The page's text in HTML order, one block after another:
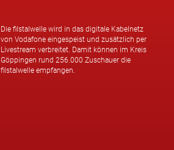
Die filstalwelle wird in das digitale Kabelnetz
von Vodafone eingespeist und zusätzlich per
Livestream verbreitet. Damit können im Kreis
Göppingen rund 256.000 Zuschauer die
filstalwelle empfangen.